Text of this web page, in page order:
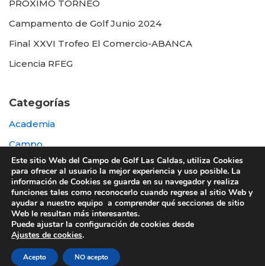
PROXIMO TORNEO
Campamento de Golf Junio 2024
Final XXVI Trofeo El Comercio-ABANCA
Licencia RFEG
Categorías
Academia
Campo
Destacada
Otras
© 2022 UTE GOLF LAS CALDAS -
Este sitio Web del Campo de Golf Las Caldas, utiliza Cookies
para ofrecer al usuario la mejor experiencia y uso posible. La
información de Cookies se guarda en su navegador y realiza
funciones tales como reconocerlo cuando regrese al sitio Web y
ayudar a nuestro equipo a comprender qué secciones de sitio
Web le resultan más interesantes.
Puede ajustar la configuración de cookies desde
Ajustes de cookies.
Acepto NO acepto